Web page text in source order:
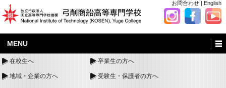
お問合わせ | English
MENU
在校生へ 卒業生の方へ
地域・企業の方へ 受験生・保護者の方へ